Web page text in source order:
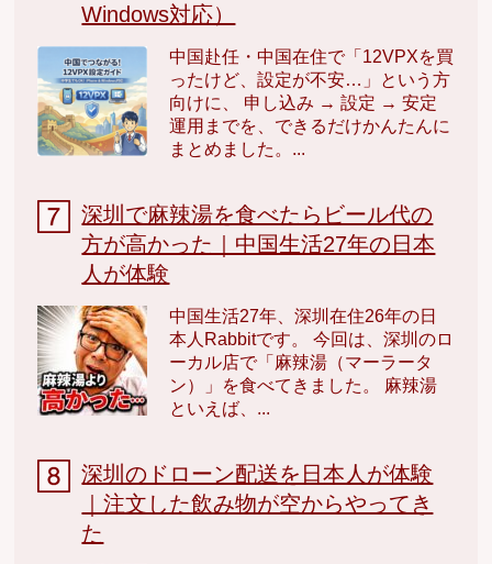
Windows対応）
中国赴任・中国在住で「12VPXを買
ったけど、設定が不安…」という方
向けに、 申し込み → 設定 → 安定
運用までを、できるだけかんたんに
まとめました。...
深圳で麻辣湯を食べたらビール代の
方が高かった｜中国生活27年の日本
人が体験
中国生活27年、深圳在住26年の日
本人Rabbitです。 今回は、深圳のロ
ーカル店で「麻辣湯（マーラータ
ン）」を食べてきました。 麻辣湯
といえば、...
深圳のドローン配送を日本人が体験
｜注文した飲み物が空からやってき
た